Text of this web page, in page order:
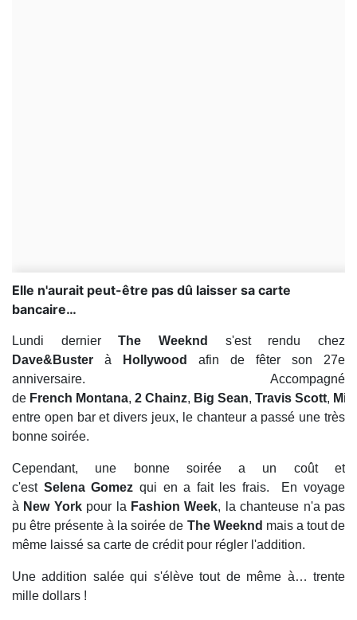
Elle n'aurait peut-être pas dû laisser sa carte
bancaire…
Lundi dernierThe Weeknd
s'est rendu chez
Dave&Buster à Hollywood
afin de fêter son 27e
anniversaire. Accompagné
de French Montana, 2 Chainz, Big Sean, Travis Scott,
entre open bar et divers jeux, le chanteur a passé une très
bonne soirée.
Cependant, une bonne soirée a un coût et
c'est Selena Gomez qui en a fait les frais. En voyage
à New Yorkpour la Fashion Week, la chanteuse n'a pas
pu être présente à la soirée de The Weeknd mais a tout de
même laissé sa carte de crédit pour régler l'addition.
Une addition salée qui s'élève tout de même à… trente
mille dollars !